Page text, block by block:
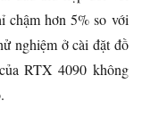
hơn 5% so với
nghiệm ở cài đặt đồ
RTX 4090 không